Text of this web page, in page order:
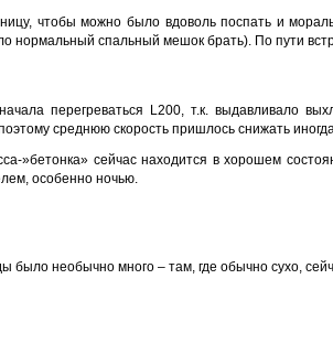
чтобы можно было вдоволь поспать и
нормальный спальный мешок брать). По пути
перегреваться L200, т.к. выдавливало
среднюю скорость пришлось снижать
»бетонка» сейчас находится в хорошем
особенно ночью.
было необычно много – там, где обычно сухо,